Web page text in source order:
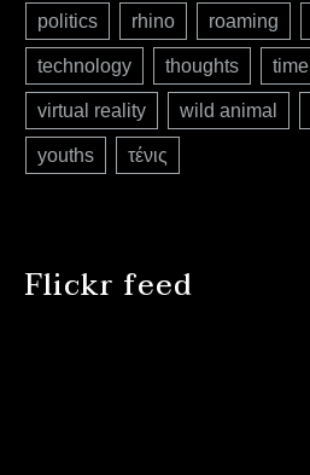
politics rhino roaming
technology thoughts time
virtual reality wild animal
youths τένις
Flickr feed